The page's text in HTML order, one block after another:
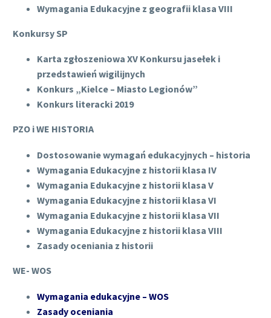
Wymagania Edukacyjne z geografii klasa VIII
Konkursy SP
Karta zgłoszeniowa XV Konkursu jasełek i
przedstawień wigilijnych
Konkurs „Kielce – Miasto Legionów”
Konkurs literacki 2019
PZO i WE HISTORIA
Dostosowanie wymagań edukacyjnych – historia
Wymagania Edukacyjne z historii klasa IV
Wymagania Edukacyjne z historii klasa V
Wymagania Edukacyjne z historii klasa VI
Wymagania Edukacyjne z historii klasa VII
Wymagania Edukacyjne z historii klasa VIII
Zasady oceniania z historii
WE- WOS
Wymagania edukacyjne – WOS
Zasady oceniania